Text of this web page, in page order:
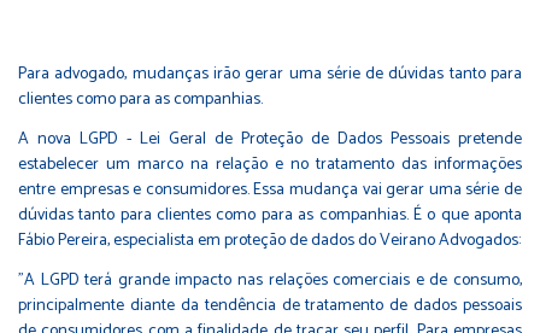
Para advogado, mudanças irão gerar uma série de dúvidas tanto para
clientes como para as companhias.
A nova LGPD - Lei Geral de Proteção de Dados Pessoais pretende
estabelecer um marco na relação e no tratamento das informações
entre empresas e consumidores. Essa mudança vai gerar uma série de
dúvidas tanto para clientes como para as companhias. É o que aponta
Fábio Pereira, especialista em proteção de dados do Veirano Advogados:
"A LGPD terá grande impacto nas relações comerciais e de consumo,
principalmente diante da tendência de tratamento de dados pessoais